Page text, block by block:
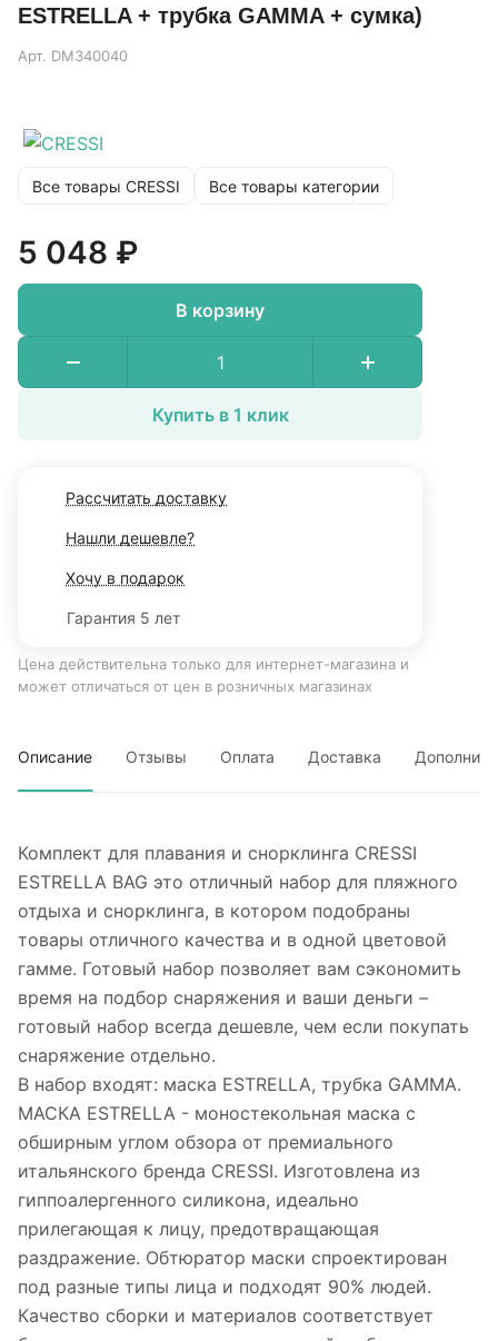
ESTRELLA + трубка GAMMA + сумка)
Арт. DM340040
Все товары CRESSI Все товары категории
5 048 ₽
В корзину
Купить в 1 клик
Рассчитать доставку
Нашли дешевле?
Хочу в подарок
Гарантия 5 лет
Цена действительна только для интернет-магазина и
может отличаться от цен в розничных магазинах
Описание Отзывы Оплата Доставка
Комплект для плавания и снорклинга CRESSI
ESTRELLA BAG это отличный набор для пляжного
отдыха и снорклинга, в котором подобраны
товары отличного качества и в одной цветовой
гамме. Готовый набор позволяет вам сэкономить
время на подбор снаряжения и ваши деньги –
готовый набор всегда дешевле, чем если покупать
снаряжение отдельно.
В набор входят: маска ESTRELLA, трубка GAMMA.
МАСКА ESTRELLA - моностекольная маска с
обширным углом обзора от премиального
итальянского бренда CRESSI. Изготовлена из
гиппоалергенного силикона, идеально
прилегающая к лицу, предотвращающая
раздражение. Обтюратор маски спроектирован
под разные типы лица и подходят 90% людей.
Качество сборки и материалов соответствует